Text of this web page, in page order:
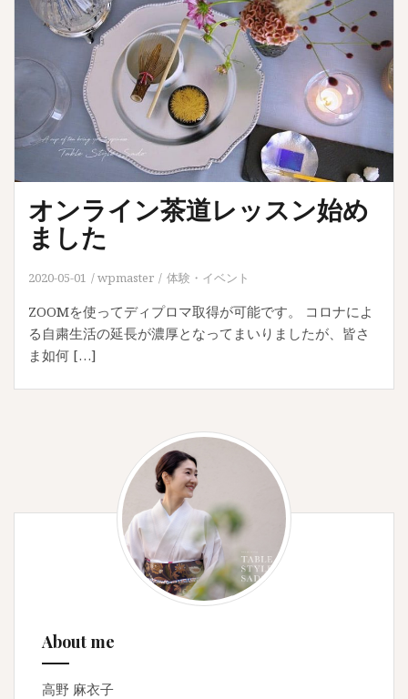
オンライン茶道レッスン始め
ました
2020-05-01 wpmaster 体験・イベント
ZOOMを使ってディプロマ取得が可能です。 コロナによ
る自粛生活の延長が濃厚となってまいりましたが、皆さ
ま如何 […]
About me
高野 麻衣子